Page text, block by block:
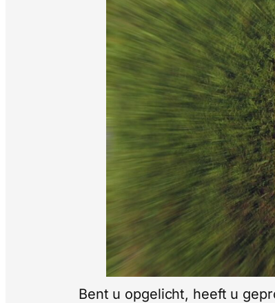
Bent u opgelicht, heeft u